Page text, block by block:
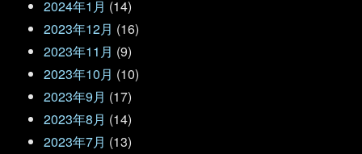
2024年1月 (14)
2023年12月 (16)
2023年11月 (9)
2023年10月 (10)
2023年9月 (17)
2023年8月 (14)
2023年7月 (13)